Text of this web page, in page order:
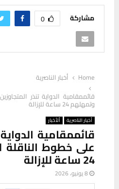
مشاركة 0
Home
أخبار الناصرية
قائممقامية الدواية تنذر
وتمهلهم 24 ساعة للإزالة
أخبار الناصرية ألأخبار
قائممقامية
على خطوط الناقلة
24 ساعة للإزالة
8 يونيو، 2026